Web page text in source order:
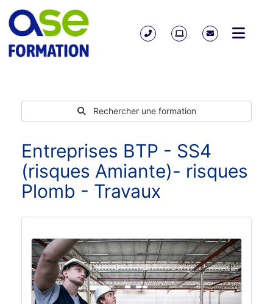
Rechercher une formation
Entreprises BTP - SS4
(risques Amiante)- risques
Plomb - Travaux